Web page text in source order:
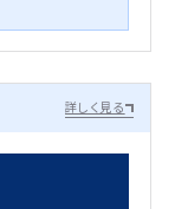
詳しく見る